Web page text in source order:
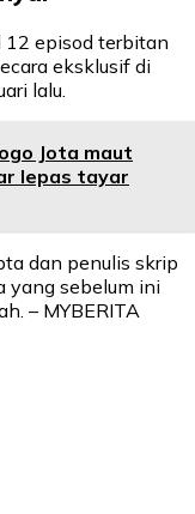
12 episod terbitan
eksklusif di
lalu.
Jota maut
lepas tayar
dan penulis skrip
yang sebelum ini
– MYBERITA